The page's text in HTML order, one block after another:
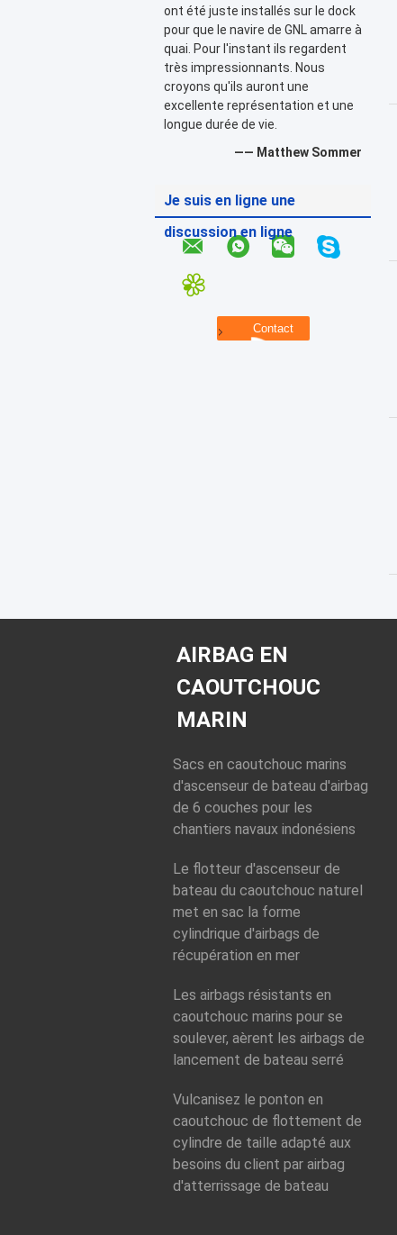
ont été juste installés sur le dock
pour que le navire de GNL amarre à
quai. Pour l'instant ils regardent
très impressionnants. Nous
croyons qu'ils auront une
excellente représentation et une
longue durée de vie.
—— Matthew Sommer
Je suis en ligne une
discussion en ligne
AIRBAG EN
CAOUTCHOUC
MARIN
Sacs en caoutchouc marins
d'ascenseur de bateau d'airbag
de 6 couches pour les
chantiers navaux indonésiens
Le flotteur d'ascenseur de
bateau du caoutchouc naturel
met en sac la forme
cylindrique d'airbags de
récupération en mer
Les airbags résistants en
caoutchouc marins pour se
soulever, aèrent les airbags de
lancement de bateau serré
Vulcanisez le ponton en
caoutchouc de flottement de
cylindre de taille adapté aux
besoins du client par airbag
d'atterrissage de bateau